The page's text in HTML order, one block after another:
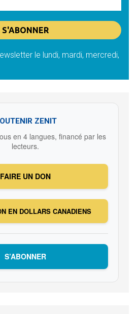
le lundi, mardi, mercredi,
ZENIT
en 4 langues, financé par les
lecteurs.
FAIRE UN DON
EN DOLLARS CANADIENS
S’ABONNER